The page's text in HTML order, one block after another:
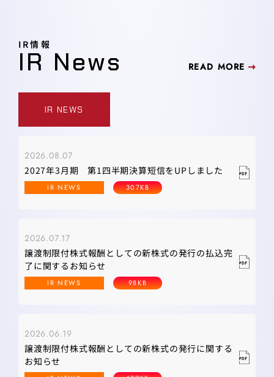
IR情報
IR News READ MORE
IR NEWS
2026.08.07
2027年3月期 第1四半期決算短信をUPしました
IR NEWS 307KB
2026.07.17
譲渡制限付株式報酬としての新株式の発行の払込完
了に関するお知らせ
IR NEWS 98KB
2026.06.19
譲渡制限付株式報酬としての新株式の発行に関する
お知らせ